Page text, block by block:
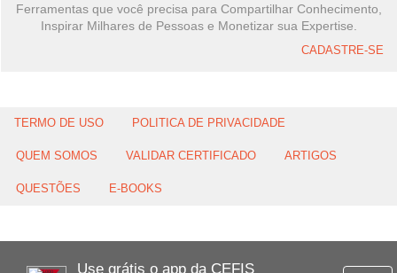
Use grátis o app da CEFIS
Ferramentas que você precisa para Compartilhar Conhecimento,
Inspirar Milhares de Pessoas e Monetizar sua Expertise.
CADASTRE-SE
TERMO DE USO POLITICA DE PRIVACIDADE
QUEM SOMOS VALIDAR CERTIFICADO ARTIGOS
QUESTÕES E-BOOKS